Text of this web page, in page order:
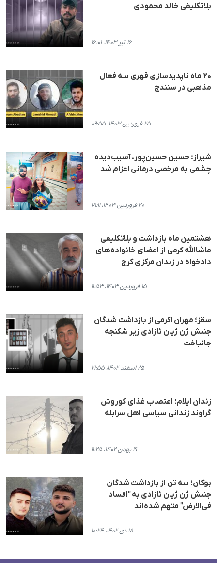
بلاتکلیفی خالد محمودی
۱۶ تیر ۱۴۰۳، ۱۶:۰۱
۲۰ ماه ناپدیدسازی قهری سه فعال
مذهبی در سنندج
۲۵ فروردین ۱۴۰۳، ۰۹:۵۵
شیراز؛ حسین حسین‌پور، آسیب‌دیده
چشمی به مرخصی درمانی اعزام شد
۲۰ فروردین ۱۴۰۳، ۱۸:۱۱
هشتمین ماه بازداشت و بلاتکلیفی
ماشاالله کرمی از اعضای خانواده‌های
دادخواه در زندان مرکزی کرج
۱۵ فروردین ۱۴۰۳، ۱۱:۵۳
سقز؛ مهران اکرمی از بازداشت شدگان
جنبش ژن ژیان ئازادی زیر شکنجه
جانباخت
۲۵ اسفند ۱۴۰۲، ۲۱:۵۵
زندان ایلام؛ اعتصاب غذای کوروش
گراوند زندانی سیاسی اهل سرابله
۱۹ بهمن ۱۴۰۲، ۱۱:۲۵
بوکان؛ سه تن از بازداشت شدگان
جنبش ژن ژیان ئازادی به "افساد
فی‌الارض" متهم شده‌اند
۱۸ دی ۱۴۰۲، ۱۰:۲۴